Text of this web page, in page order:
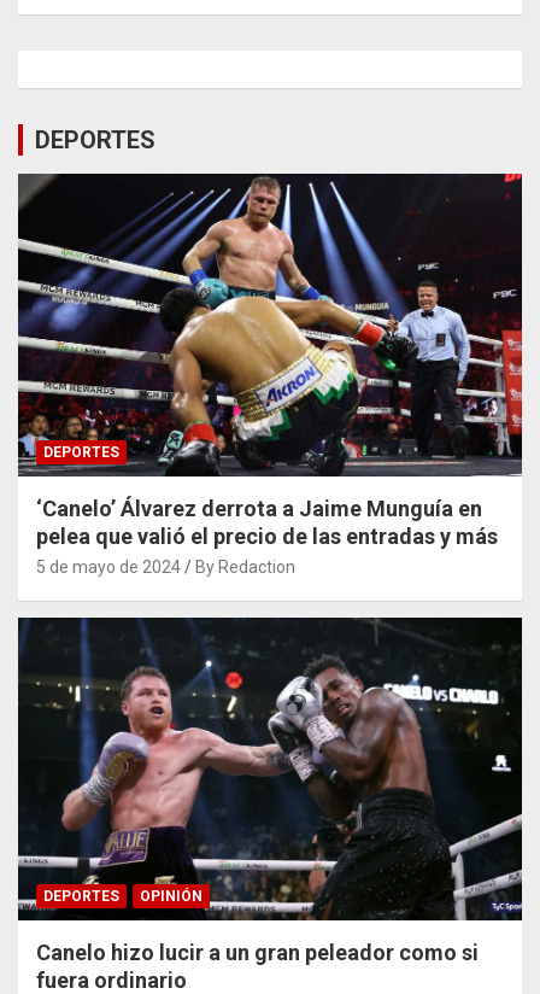
DEPORTES
DEPORTES
‘Canelo’ Álvarez derrota a Jaime Munguía en
pelea que valió el precio de las entradas y más
5 de mayo de 2024 By Redaction
DEPORTES OPINIÓN
Canelo hizo lucir a un gran peleador como si
fuera ordinario